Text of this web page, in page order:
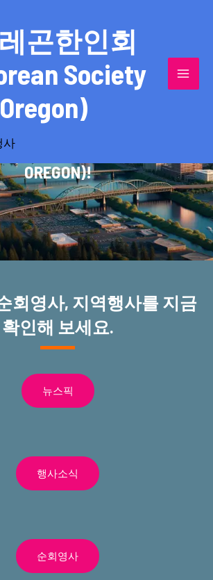
곤한인회
Society
사
을 품고 동포사회를 섬겨온
(KOREAN SOCIETY OF
OREGON)!
회영사, 지역행사를 지금
확인해 보세요.
뉴스픽
행사소식
순회영사